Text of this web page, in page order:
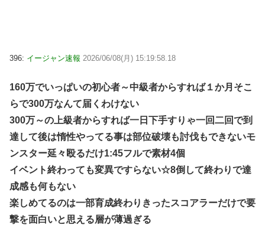
396: イージャン速報 2026/06/08(月) 15:19:58.18
160万でいっぱいの初心者～中級者からすれば１か月そこ
らで300万なんて届くわけない
300万～の上級者からすれば一日下手すりゃ一回二回で到
達して後は惰性やってる事は部位破壊も討伐もできないモ
ンスター延々殴るだけ1:45フルで素材4個
イベント終わっても変異ですらない☆8倒して終わりで達
成感も何もない
楽しめてるのは一部育成終わりきったスコアラーだけで要
撃を面白いと思える層が薄過ぎる